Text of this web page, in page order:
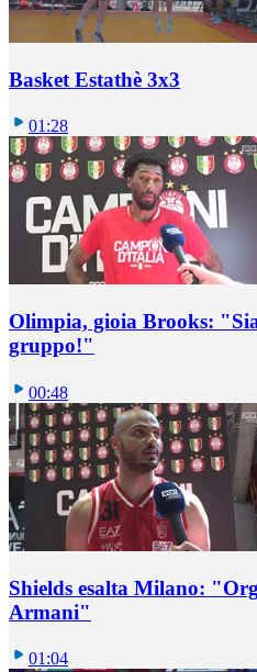
Basket Estathè 3x3
01:28
Olimpia, gioia Brooks:
gruppo!"
00:48
Shields esalta Milano:
Armani"
01:04